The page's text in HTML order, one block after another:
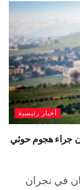
أخبار رئيسية
مصريان في نجران